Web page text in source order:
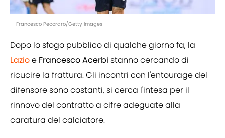
Francesco Pecoraro/Getty Images
Dopo lo sfogo pubblico di qualche giorno fa, la
Lazioe Francesco Acerbi stanno cercando di
ricucire la frattura. Gli incontri con l'entourage del
difensore sono costanti, si cerca l'intesa per il
rinnovo del contratto a cifre adeguate alla
caratura del calciatore.